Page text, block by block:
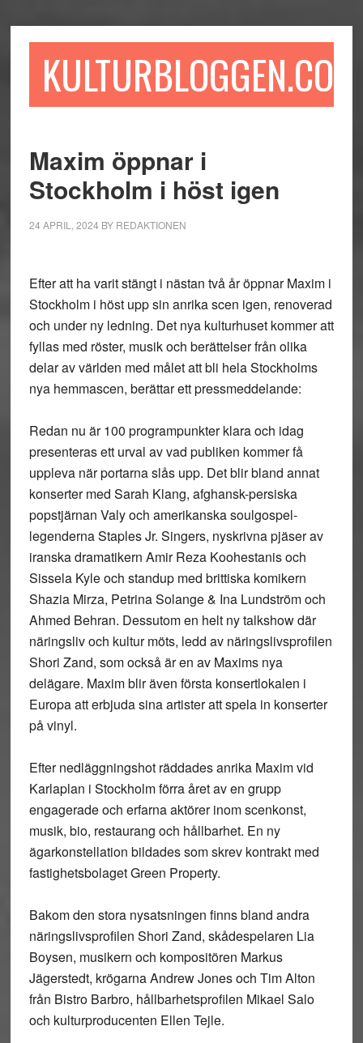
till
till
sidofältet
till
KULTURBLOGGEN.COM
Maxim öppnar i
Stockholm i höst igen
24 APRIL, 2024 BY REDAKTIONEN
Efter att ha varit stängt i nästan två år öppnar Maxim i
Stockholm i höst upp sin anrika scen igen, renoverad
och under ny ledning. Det nya kulturhuset kommer att
fyllas med röster, musik och berättelser från olika
delar av världen med målet att bli hela Stockholms
nya hemmascen, berättar ett pressmeddelande:
Redan nu är 100 programpunkter klara och idag
presenteras ett urval av vad publiken kommer få
uppleva när portarna slås upp. Det blir bland annat
konserter med Sarah Klang, afghansk-persiska
popstjärnan Valy och amerikanska soulgospel-
legenderna Staples Jr. Singers, nyskrivna pjäser av
iranska dramatikern Amir Reza Koohestanis och
Sissela Kyle och standup med brittiska komikern
Shazia Mirza, Petrina Solange & Ina Lundström och
Ahmed Behran. Dessutom en helt ny talkshow där
näringsliv och kultur möts, ledd av näringslivsprofilen
Shori Zand, som också är en av Maxims nya
delägare. Maxim blir även första konsertlokalen i
Europa att erbjuda sina artister att spela in konserter
på vinyl.
Efter nedläggningshot räddades anrika Maxim vid
Karlaplan i Stockholm förra året av en grupp
engagerade och erfarna aktörer inom scenkonst,
musik, bio, restaurang och hållbarhet. En ny
ägarkonstellation bildades som skrev kontrakt med
fastighetsbolaget Green Property.
Bakom den stora nysatsningen finns bland andra
näringslivsprofilen Shori Zand, skådespelaren Lia
Boysen, musikern och kompositören Markus
Jägerstedt, krögarna Andrew Jones och Tim Alton
från Bistro Barbro, hållbarhetsprofilen Mikael Salo
och kulturproducenten Ellen Tejle.